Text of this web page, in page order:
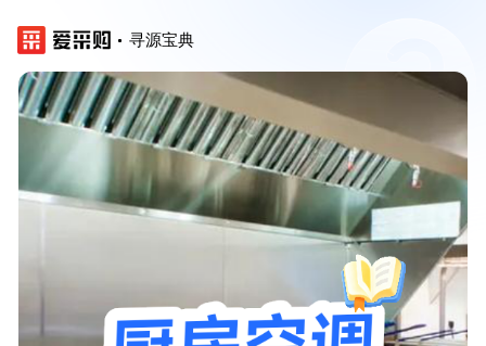
寻源宝典